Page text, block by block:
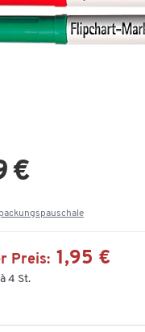
€
Preis: 1,95 €
4 St.